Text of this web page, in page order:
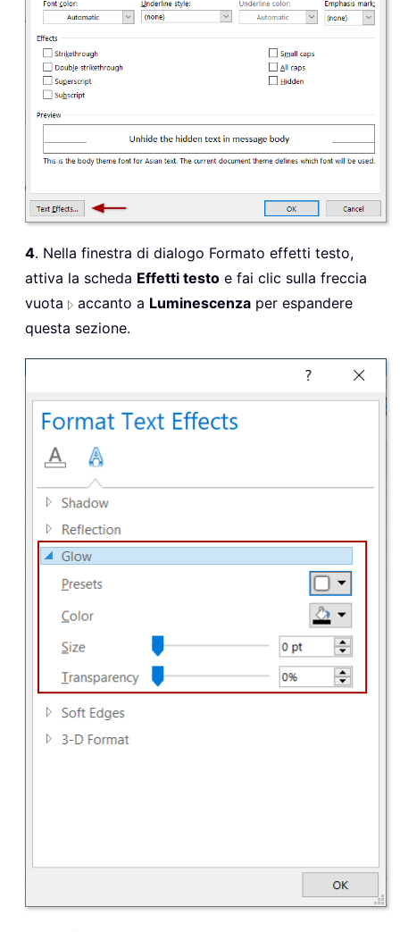
4. Nella finestra di dialogo Formato effetti testo,
attiva la scheda Effetti testo e fai clic sulla freccia
vuota
accanto a Luminescenza per espandere
questa sezione.